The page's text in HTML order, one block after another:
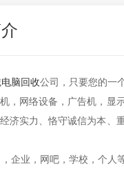
电脑回收公司，只要您的一
，网络设备，广告机，显
济实力、恪守诚信为本、
企业，网吧，学校，个人